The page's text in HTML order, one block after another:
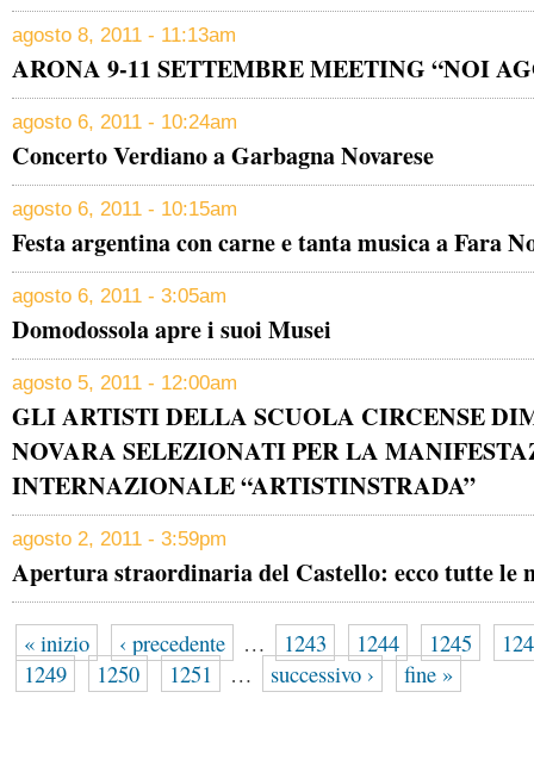
agosto 8, 2011 - 11:13am
ARONA 9-11 SETTEMBRE MEETING “NOI
agosto 6, 2011 - 10:24am
Concerto Verdiano a Garbagna Novarese
agosto 6, 2011 - 10:15am
Festa argentina con carne e tanta musica a Fara
agosto 6, 2011 - 3:05am
Domodossola apre i suoi Musei
agosto 5, 2011 - 12:00am
GLI ARTISTI DELLA SCUOLA CIRCENSE
NOVARA SELEZIONATI PER LA
INTERNAZIONALE “ARTISTINSTRADA”
agosto 2, 2011 - 3:59pm
Apertura straordinaria del Castello: ecco tutte le
« inizio ‹ precedente … 1243 1244 1245
1249
1250 1251 … successivo › fine »